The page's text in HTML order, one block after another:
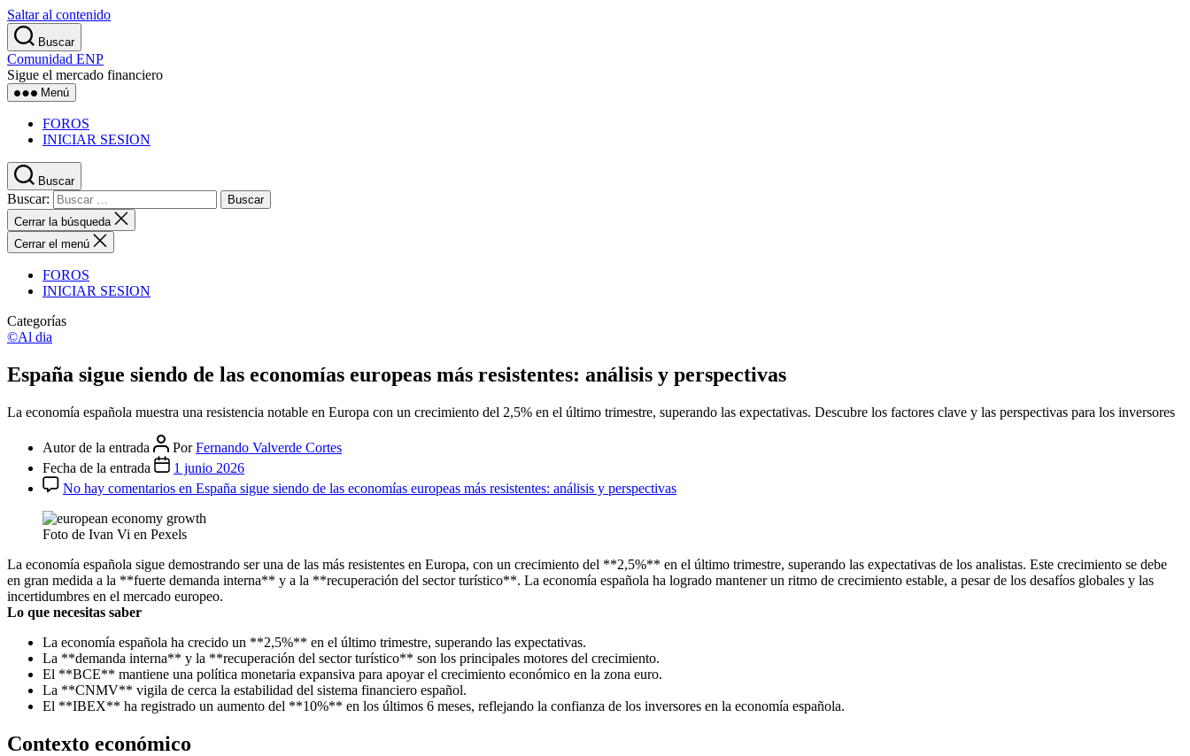
Saltar al contenido
Buscar
Comunidad ENP
Sigue el mercado financiero
Menú
FOROS
INICIAR SESION
Buscar
Buscar:
Cerrar la búsqueda
Cerrar el menú
FOROS
INICIAR SESION
Categorías
©Al dia
España sigue siendo de las economías europeas más resistentes: análisis y perspectivas
La economía española muestra una resistencia notable en Europa con un crecimiento del 2,5% en el último trimestre, superando las expectativas. Descubre los factores clave y las perspectivas para los inversores
Autor de la entrada PorFernando Valverde Cortes
Fecha de la entrada
1 junio 2026
No hay comentarios en España sigue siendo de las economías europeas más resistentes: análisis y perspectivas
Foto de Ivan Vi en Pexels
La economía española sigue demostrando ser una de las más resistentes en Europa, con un crecimiento del **2,5%** en el último trimestre, superando las expectativas de los analistas. Este crecimiento se debe
en gran medida a la **fuerte demanda interna** y a la **recuperación del sector turístico**. La economía española ha logrado mantener un ritmo de crecimiento estable, a pesar de los desafíos globales y las
incertidumbres en el mercado europeo.
Lo que necesitas saber
La economía española ha crecido un **2,5%** en el último trimestre, superando las expectativas.
La **demanda interna** y la **recuperación del sector turístico** son los principales motores del crecimiento.
El **BCE** mantiene una política monetaria expansiva para apoyar el crecimiento económico en la zona euro.
La **CNMV** vigila de cerca la estabilidad del sistema financiero español.
El **IBEX** ha registrado un aumento del **10%** en los últimos 6 meses, reflejando la confianza de los inversores en la economía española.
Contexto económico